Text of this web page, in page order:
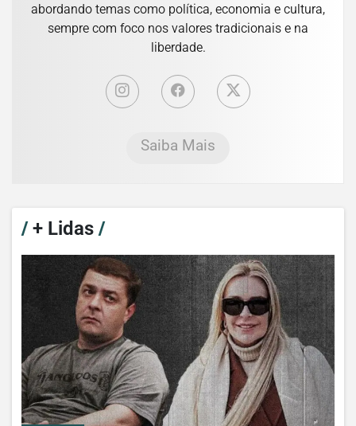
abordando temas como política, economia e cultura,
sempre com foco nos valores tradicionais e na
liberdade.
Saiba Mais
/+ Lidas /